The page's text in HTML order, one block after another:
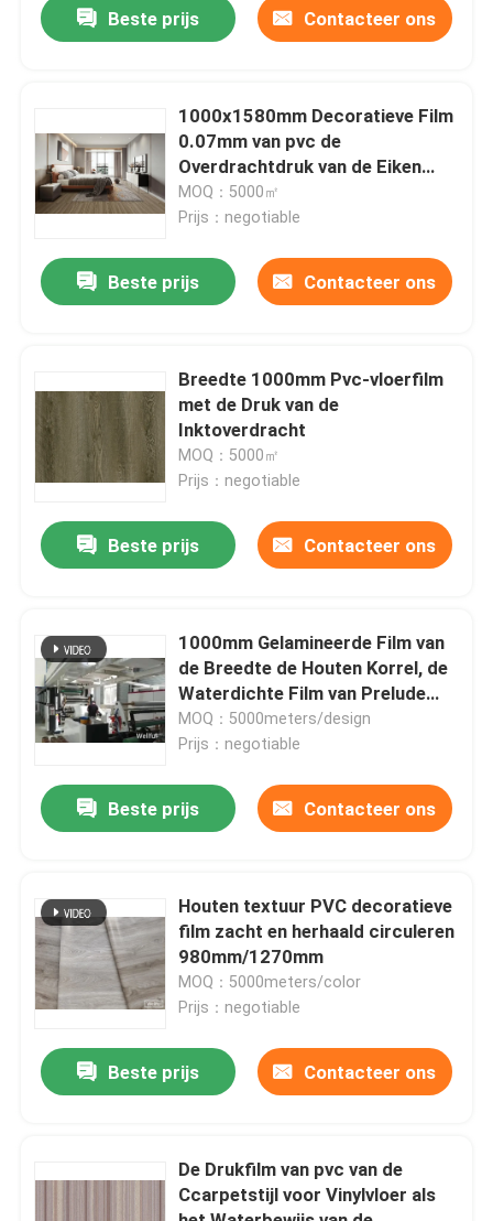
Products
About Us
Factory Tour
Contact Us
Request A Quote
De decoratieve film van pvc
Pvc lamineerde Film
Beste prijs Contacteer ons
1000x1580mm Decoratieve Film
0.07mm van pvc de
Overdrachtdruk van de Eiken
Houtinkt
MOQ：5000㎡
Prijs：negotiable
Beste prijs Contacteer ons
Breedte 1000mm Pvc-vloerfilm
met de Druk van de
Inktoverdracht
MOQ：5000㎡
Prijs：negotiable
Beste prijs Contacteer ons
1000mm Gelamineerde Film van
de Breedte de Houten Korrel, de
Waterdichte Film van Prelude
Decoratieve pvc
MOQ：5000meters/design
Prijs：negotiable
Beste prijs Contacteer ons
Houten textuur PVC decoratieve
film zacht en herhaald circuleren
980mm/1270mm
MOQ：5000meters/color
Prijs：negotiable
Beste prijs Contacteer ons
De Drukfilm van pvc van de
Ccarpetstijl voor Vinylvloer als